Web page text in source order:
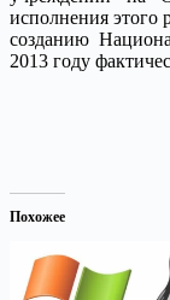
исполнения этого
созданию
2013 году
Похожее